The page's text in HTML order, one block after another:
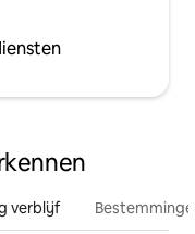
verblijf